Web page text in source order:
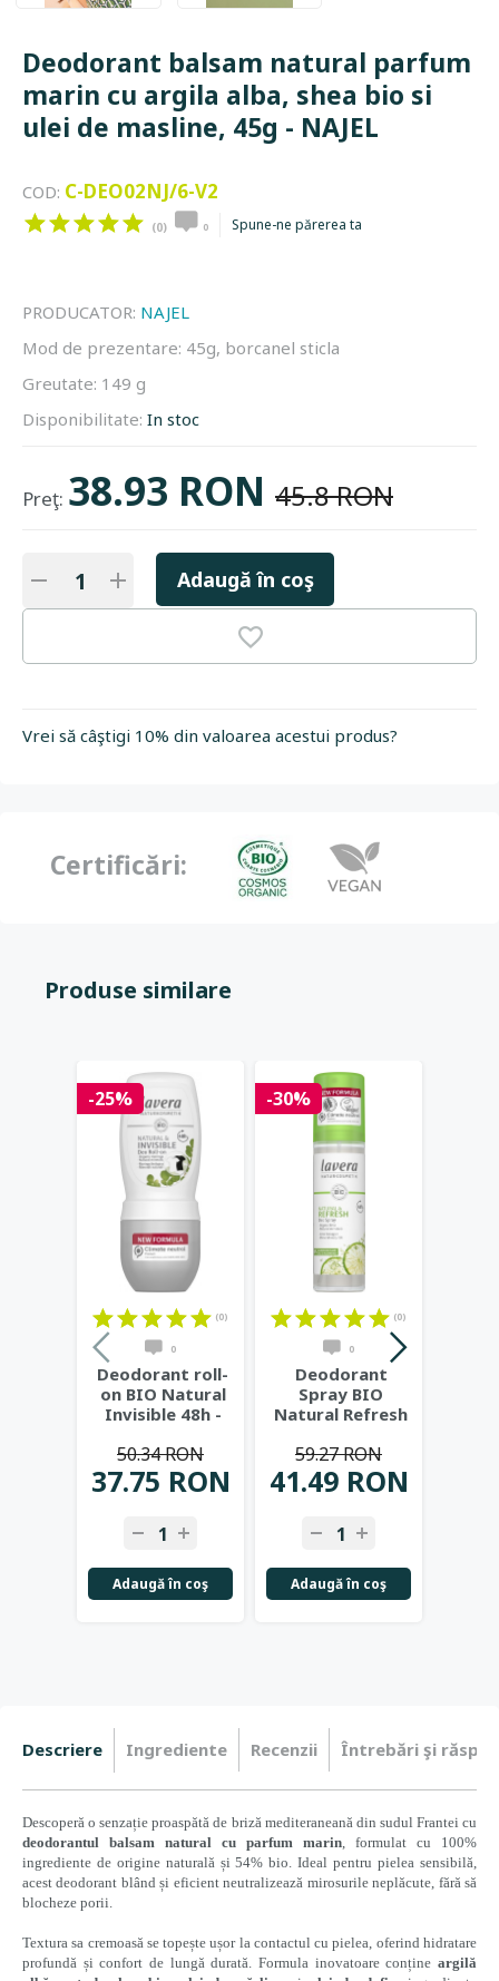
Deodorant balsam natural parfum
marin cu argila alba, shea bio si
ulei de masline, 45g - NAJEL
COD: C-DEO02NJ/6-V2
(0) 0 Spune-ne părerea ta
PRODUCATOR: NAJEL
Mod de prezentare: 45g, borcanel sticla
Greutate: 149 g
Disponibilitate: In stoc
Preţ: 38.93 RON 45.8 RON
Adaugă în coş
Vrei să câştigi 10% din valoarea acestui produs?
Certificări:
Produse similare
-25%
(0)
0
Deodorant roll-
on BIO Natural
Invisible 48h -
37.75 RON
50.34 RON
Adaugă în coş
-30%
(0)
0
Deodorant
Spray BIO
Natural Refresh
LAVERA
41.49 RON
59.27 RON
Adaugă în coş
Descriere Ingrediente Recenzii Întrebări şi
Descoperă o senzație proaspătă de briză mediteraneană din sudul Frantei cu
deodorantul balsam natural cu parfum marin, formulat cu 100%
ingrediente de origine naturală și 54% bio. Ideal pentru pielea sensibilă,
acest deodorant blând și eficient neutralizează mirosurile neplăcute, fără să
blocheze porii.
Textura sa cremoasă se topește ușor la contactul cu pielea, oferind hidratare
profundă și confort de lungă durată. Formula inovatoare conține argilă